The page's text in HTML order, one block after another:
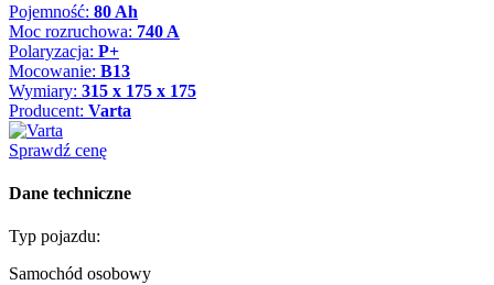
Pojemność: 80 Ah
Moc rozruchowa: 740 A
Polaryzacja: P+
Mocowanie: B13
Wymiary: 315 x 175 x 175
Producent: Varta
Sprawdź cenę
Dane techniczne
Typ pojazdu:
Samochód osobowy